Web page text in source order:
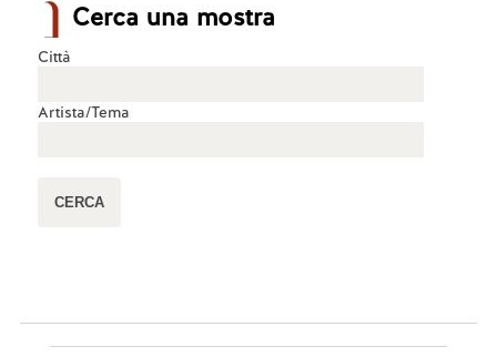
Cerca una mostra
Città
Artista/Tema